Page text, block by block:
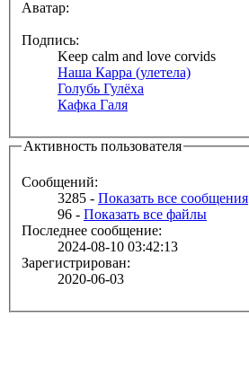
Аватар:
Подпись:
Keep calm and love corvids
Наша Карра (улетела)
Голубь Гулёха
Кафка Галя
Активность пользователя
Сообщений:
3285 - Показать все сообщения
96 - Показать все файлы
Последнее сообщение:
2024-08-10 03:42:13
Зарегистрирован:
2020-06-03